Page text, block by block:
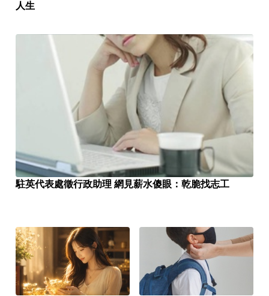
人生
駐英代表處徵行政助理 網見薪水傻眼：乾脆找志工